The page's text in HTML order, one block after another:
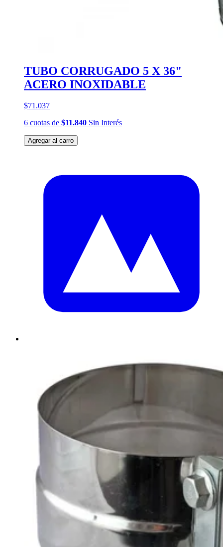
TUBO CORRUGADO 5 X 36"
ACERO INOXIDABLE
$71.037
6 cuotas de $11.840 Sin Interés
Agregar al carro